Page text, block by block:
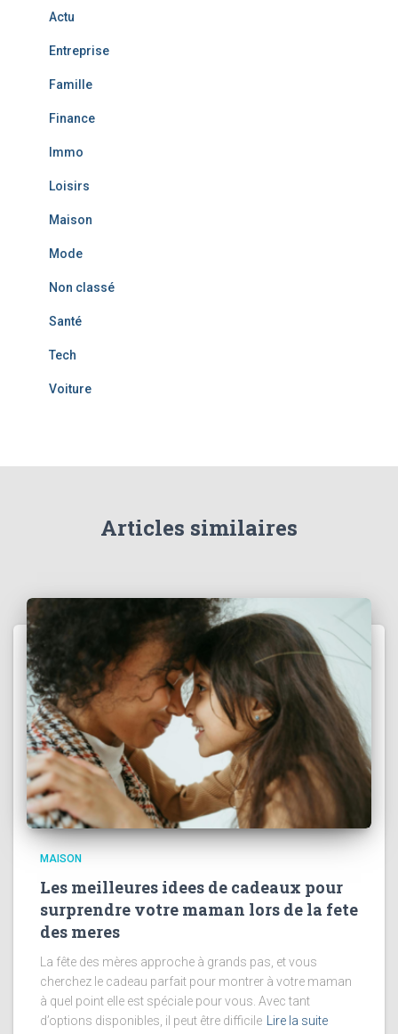
Actu
Entreprise
Famille
Finance
Immo
Loisirs
Maison
Mode
Non classé
Santé
Tech
Voiture
Articles similaires
MAISON
Les meilleures idees de cadeaux pour
surprendre votre maman lors de la fete
des meres
La fête des mères approche à grands pas, et vous
cherchez le cadeau parfait pour montrer à votre maman
à quel point elle est spéciale pour vous. Avec tant
d’options disponibles, il peut être difficile
Lire la suite